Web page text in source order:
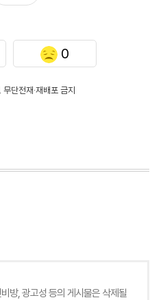
0
단전재·재배포 금지